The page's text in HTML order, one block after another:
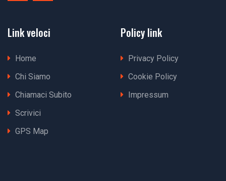
Link veloci
Home
Chi Siamo
Chiamaci Subito
Scrivici
GPS Map
Policy link
Privacy Policy
Cookie Policy
Impressum